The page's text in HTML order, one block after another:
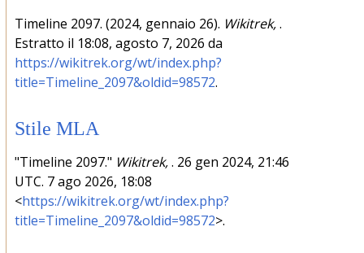
Timeline 2097. (2024, gennaio 26). Wikitrek,.
Estratto il 18:08, agosto 7, 2026 da
https://wikitrek.org/wt/index.php?
title=Timeline_2097&oldid=98572.
Stile MLA
"Timeline 2097." Wikitrek,. 26 gen 2024, 21:46
UTC. 7 ago 2026, 18:08
<https://wikitrek.org/wt/index.php?
title=Timeline_2097&oldid=98572>.